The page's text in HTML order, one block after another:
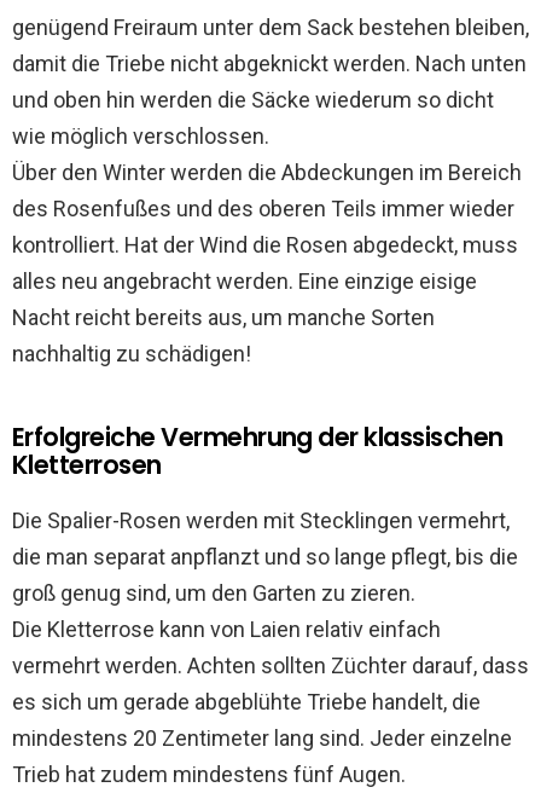
genügend Freiraum unter dem Sack bestehen bleiben,
damit die Triebe nicht abgeknickt werden. Nach unten
und oben hin werden die Säcke wiederum so dicht
wie möglich verschlossen.
Über den Winter werden die Abdeckungen im Bereich
des Rosenfußes und des oberen Teils immer wieder
kontrolliert. Hat der Wind die Rosen abgedeckt, muss
alles neu angebracht werden. Eine einzige eisige
Nacht reicht bereits aus, um manche Sorten
nachhaltig zu schädigen!
Erfolgreiche Vermehrung der klassischen
Kletterrosen
Die Spalier-Rosen werden mit Stecklingen vermehrt,
die man separat anpflanzt und so lange pflegt, bis die
groß genug sind, um den Garten zu zieren.
Die Kletterrose kann von Laien relativ einfach
vermehrt werden. Achten sollten Züchter darauf, dass
es sich um gerade abgeblühte Triebe handelt, die
mindestens 20 Zentimeter lang sind. Jeder einzelne
Trieb hat zudem mindestens fünf Augen.